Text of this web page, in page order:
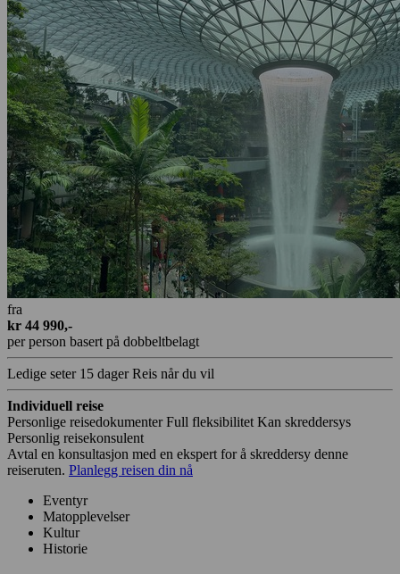
fra
kr 44 990,-
per person basert på dobbeltbelagt
Ledige seter 15 dager Reis når du vil
Individuell reise
Personlige reisedokumenter Full fleksibilitet Kan skreddersys
Personlig reisekonsulent
Avtal en konsultasjon med en ekspert for å skreddersy denne
reiseruten. Planlegg reisen din nå
Eventyr
Matopplevelser
Kultur
Historie